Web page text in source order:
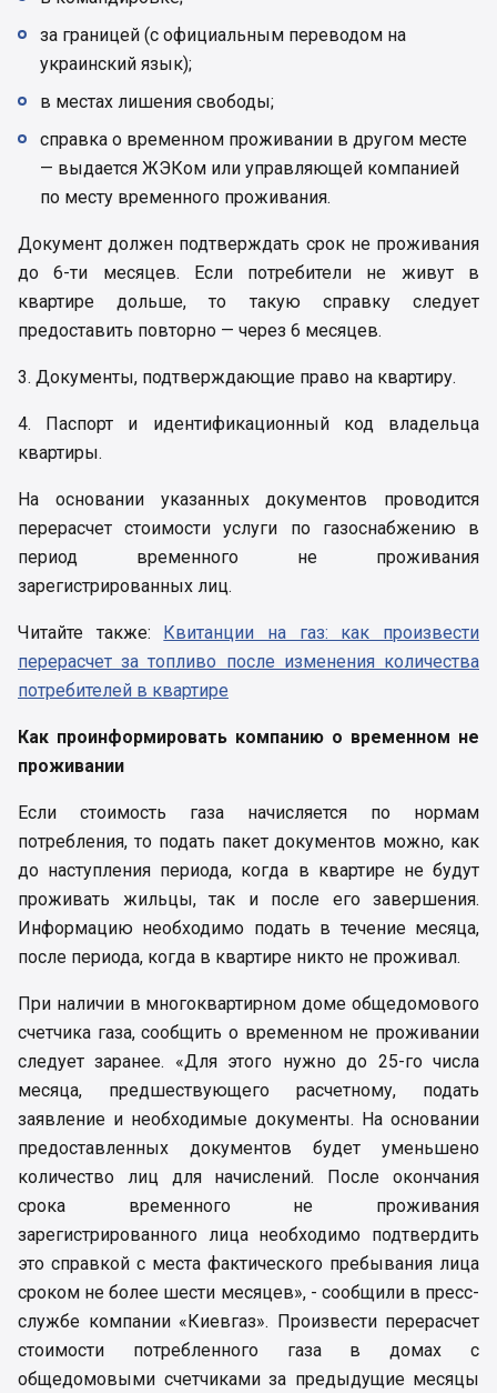
за границей (с официальным переводом на
украинский язык);
в местах лишения свободы;
справка о временном проживании в другом месте
— выдается ЖЭКом или управляющей компанией
по месту временного проживания.
Документ должен подтверждать срок не проживания
до 6-ти месяцев. Если потребители не живут в
квартире дольше, то такую справку следует
предоставить повторно — через 6 месяцев.
3. Документы, подтверждающие право на квартиру.
4. Паспорт и идентификационный код владельца
квартиры.
На основании указанных документов проводится
перерасчет стоимости услуги по газоснабжению в
период временного не проживания
зарегистрированных лиц.
Читайте также: Квитанции на газ: как произвести
перерасчет за топливо после изменения количества
потребителей в квартире
Как проинформировать компанию о временном не
проживании
Если стоимость газа начисляется по нормам
потребления, то подать пакет документов можно, как
до наступления периода, когда в квартире не будут
проживать жильцы, так и после его завершения.
Информацию необходимо подать в течение месяца,
после периода, когда в квартире никто не проживал.
При наличии в многоквартирном доме общедомового
счетчика газа, сообщить о временном не проживании
следует заранее. «Для этого нужно до 25-го числа
месяца, предшествующего расчетному, подать
заявление и необходимые документы. На основании
предоставленных документов будет уменьшено
количество лиц для начислений. После окончания
срока временного не проживания
зарегистрированного лица необходимо подтвердить
это справкой с места фактического пребывания лица
сроком не более шести месяцев», - сообщили в пресс-
службе компании «Киевгаз». Произвести перерасчет
стоимости потребленного газа в домах с
общедомовыми счетчиками за предыдущие месяцы